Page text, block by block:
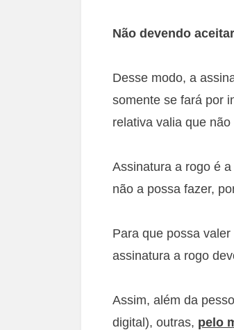
Não devendo
Desse modo, a
somente se fará por
relativa valia que
Assinatura a rogo é
não a possa fazer,
Para que possa
assinatura a rogo
Assim, além da
digital), outras, pelo